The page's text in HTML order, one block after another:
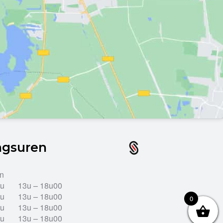
13u – 18u00
13u – 18u00
13u – 18u00
13u – 18u00
0